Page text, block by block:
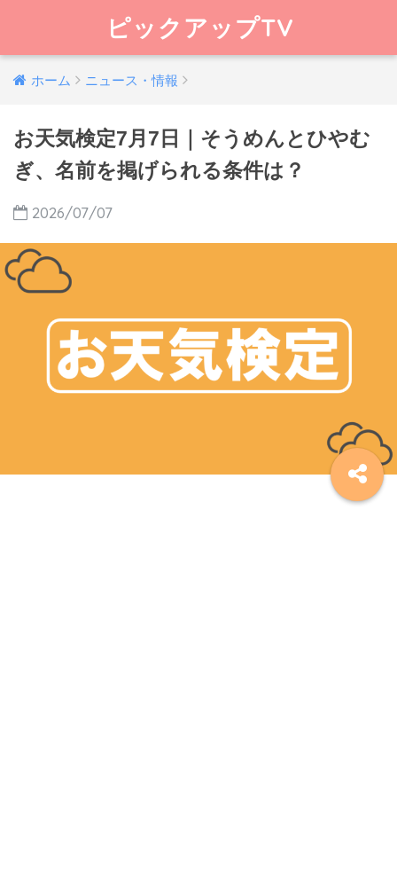
ピックアップTV
ホーム ニュース・情報
お天気検定7月7日｜そうめんとひやむ
ぎ、名前を掲げられる条件は？
2026/07/07